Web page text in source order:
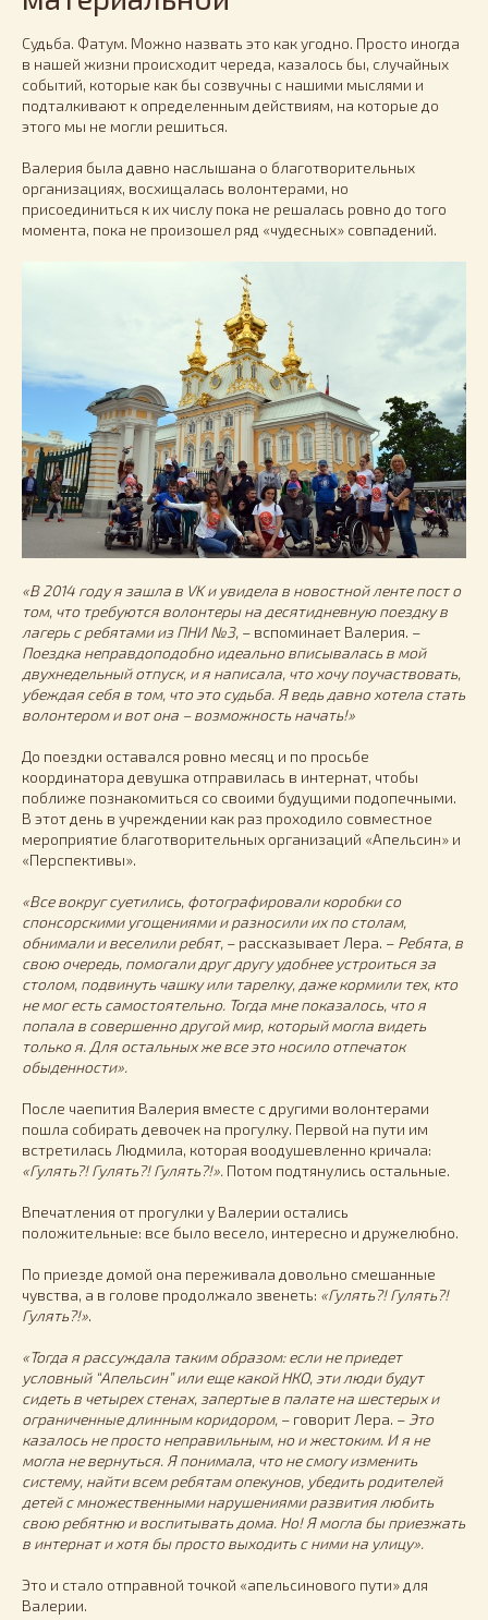
Судьба. Фатум. Можно назвать это как угодно. Просто иногда
в нашей жизни происходит череда, казалось бы, случайных
событий, которые как бы созвучны с нашими мыслями и
подталкивают к определенным действиям, на которые до
этого мы не могли решиться.
Валерия была давно наслышана о благотворительных
организациях, восхищалась волонтерами, но
присоединиться к их числу пока не решалась ровно до того
момента, пока не произошел ряд «чудесных» совпадений.
«В 2014 году я зашла в VK и увидела в новостной ленте пост о
том, что требуются волонтеры на десятидневную поездку в
лагерь с ребятами из ПНИ №3, – вспоминает Валерия. –
Поездка неправдоподобно идеально вписывалась в мой
двухнедельный отпуск, и я написала, что хочу поучаствовать,
убеждая себя в том, что это судьба. Я ведь давно хотела стать
волонтером и вот она – возможность начать!»
До поездки оставался ровно месяц и по просьбе
координатора девушка отправилась в интернат, чтобы
поближе познакомиться со своими будущими подопечными.
В этот день в учреждении как раз проходило совместное
мероприятие благотворительных организаций «Апельсин» и
«Перспективы».
«Все вокруг суетились, фотографировали коробки со
спонсорскими угощениями и разносили их по столам,
обнимали и веселили ребят, – рассказывает Лера. – Ребята, в
свою очередь, помогали друг другу удобнее устроиться за
столом, подвинуть чашку или тарелку, даже кормили тех, кто
не мог есть самостоятельно. Тогда мне показалось, что я
попала в совершенно другой мир, который могла видеть
только я. Для остальных же все это носило отпечаток
обыденности».
После чаепития Валерия вместе с другими волонтерами
пошла собирать девочек на прогулку. Первой на пути им
встретилась Людмила, которая воодушевленно кричала:
«Гулять?! Гулять?! Гулять?!». Потом подтянулись остальные.
Впечатления от прогулки у Валерии остались
положительные: все было весело, интересно и дружелюбно.
По приезде домой она переживала довольно смешанные
чувства, а в голове продолжало звенеть: «Гулять?! Гулять?!
Гулять?!».
«Тогда я рассуждала таким образом: если не приедет
условный “Апельсин” или еще какой НКО, эти люди будут
сидеть в четырех стенах, запертые в палате на шестерых и
ограниченные длинным коридором, – говорит Лера. – Это
казалось не просто неправильным, но и жестоким. И я не
могла не вернуться. Я понимала, что не смогу изменить
систему, найти всем ребятам опекунов, убедить родителей
детей с множественными нарушениями развития любить
свою ребятню и воспитывать дома. Но! Я могла бы приезжать
в интернат и хотя бы просто выходить с ними на улицу».
Это и стало отправной точкой «апельсинового пути» для
Валерии.